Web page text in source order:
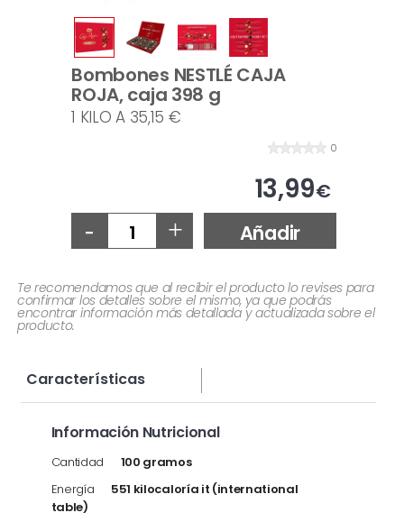
Bombones NESTLÉ CAJA
ROJA, caja 398 g
0
13,99€
1 KILO A 35,15 €
- + Añadir
Te recomendamos que al recibir el producto lo revises para
confirmar los detalles sobre el mismo, ya que podrás
encontrar información más detallada y actualizada sobre el
producto.
Características
Información Nutricional
Cantidad
100 gramos
Energía
551 kilocaloría it (international
table)